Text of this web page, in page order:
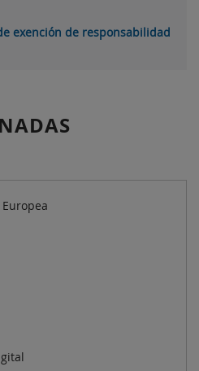
exención de responsabilidad